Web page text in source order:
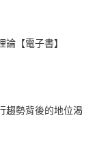
【電子書】
趨勢背後的地位渴